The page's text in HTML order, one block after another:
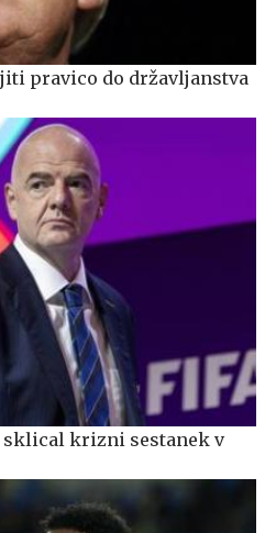
pravico do državljanstva
krizni sestanek v